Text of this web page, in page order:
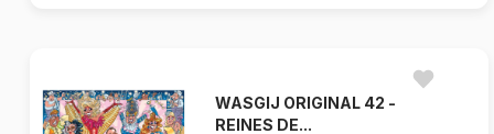
WASGIJ ORIGINAL 42 -
REINES DE...